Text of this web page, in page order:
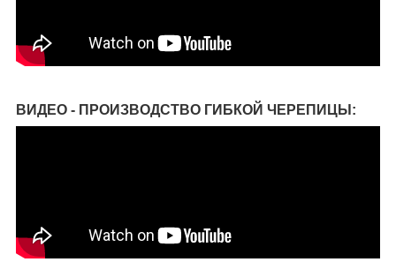
ВИДЕО - ПРОИЗВОДСТВО ГИБКОЙ ЧЕРЕПИЦЫ: